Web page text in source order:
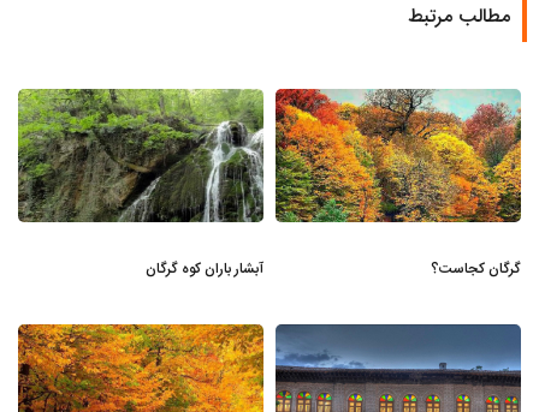
مطالب مرتبط
گرگان کجاست؟ آبشار باران کوه گرگان